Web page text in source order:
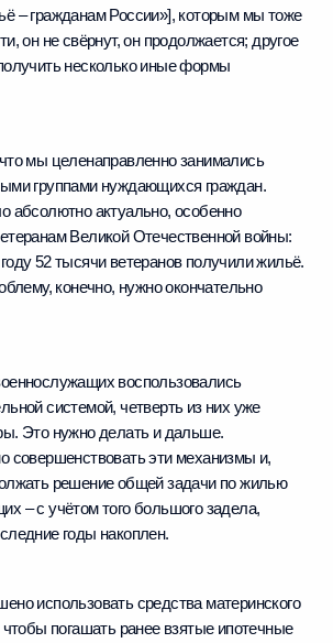
– гражданам России»], которым мы тоже
он не свёрнут, он продолжается; другое
несколько иные формы
мы целенаправленно занимались
группами нуждающихся граждан.
абсолютно актуально, особенно
Великой Отечественной войны:
52 тысячи ветеранов получили жильё.
конечно, нужно окончательно
воспользовались
системой, четверть из них уже
Это нужно делать и дальше.
совершенствовать эти механизмы и,
решение общей задачи по жилью
– с учётом того большого задела,
годы накоплен.
использовать средства материнского
чтобы погашать ранее взятые ипотечные